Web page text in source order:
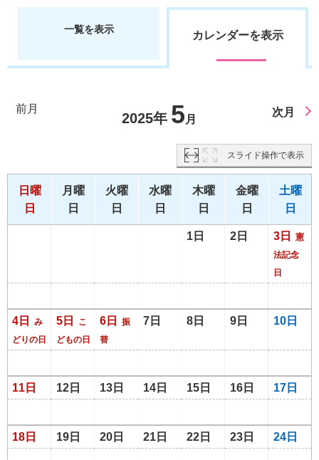
一覧を表示 カレンダーを表示
前月
2025年 5 月
次月
スライド操作で表示
日曜
日
月曜
日
火曜
日
水曜
日
木曜
日
金曜
日
土曜
日
1日 2日 3日
憲
法記念
日
4日
み
どりの日
5日
こ
どもの日
6日
振
替
7日 8日 9日 10日
11日 12日 13日 14日 15日 16日 17日
18日 19日 20日 21日 22日 23日 24日